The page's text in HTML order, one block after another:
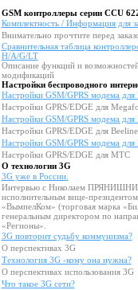
GSM контроллеры серии CCU
Комплектность / Информация для
Внимательно прочтите перед
Сравнительная таблица
H/A/G/LT
Описание функций и
модификаций
Настройки беспроводного
Настройки GSM/GPRS модема
Настройки GPRS/EDGE для
Настройки GSM/GPRS модема для
Настройки GPRS/EDGE для Beeline
Настройки GSM/GPRS модема
Настройки GPRS/EDGE для МТС
О технологии 3G
3G уже в России.
Интервью с Николаем
исполнительным вице-
«ВымпелКом» (торговая марка
генеральным директором по
«Регионы».
3G повторит судьбу коммунизма?
О перспективах 3G
Технология 3G -кому она нужна?
О перспективах использования 3G
Что такое 3G сети?